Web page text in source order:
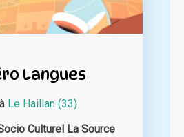
Langues
Le Haillan (33)
Culturel La Source